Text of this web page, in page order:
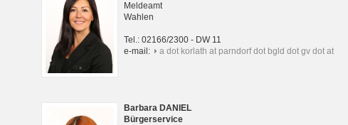
Meldeamt
Wahlen
Tel.: 02166/2300 - DW 11
e-mail:
a dot korlath at parndorf dot bgld dot gv dot at
Barbara DANIEL
Bürgerservice